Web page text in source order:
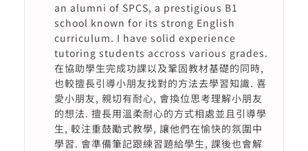
an alumni of SPCS, a prestigious B1
school known for its strong English
curriculum. I have solid experience
tutoring students accross various grades.
在協助學生完成功課以及鞏固教材基礎的同時,
也較擅長引導小朋友找對的方法去學習知識. 喜
愛小朋友, 親切有耐心, 會換位思考理解小朋友
的想法. 擅長用溫柔耐心的方式相處並且引導學
生, 較注重鼓勵式教學, 讓他們在愉快的氛圍中
學習. 會準備筆記跟練習題給學生, 課後也會解